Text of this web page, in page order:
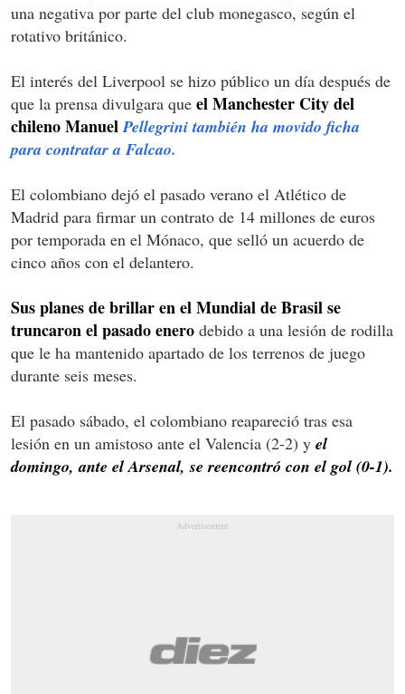
una negativa por parte del club monegasco, según el
rotativo británico.
El interés del Liverpool se hizo público un día después de
que la prensa divulgara que el Manchester City del
chileno ManuelPellegrini también ha movido ficha
para contratar a Falcao.
El colombiano dejó el pasado verano el Atlético de
Madrid para firmar un contrato de 14 millones de euros
por temporada en el Mónaco, que selló un acuerdo de
cinco años con el delantero.
Sus planes de brillar en el Mundial de Brasil se
truncaron el pasado enero debido a una lesión de rodilla
que le ha mantenido apartado de los terrenos de juego
durante seis meses.
El pasado sábado, el colombiano reapareció tras esa
lesión en un amistoso ante el Valencia (2-2) y el
domingo, ante el Arsenal, se reencontró con el gol (0-1).